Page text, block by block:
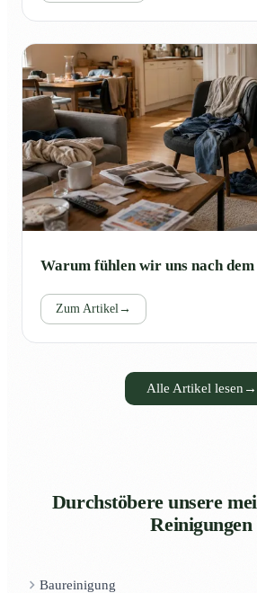
Warum fühlen wir uns nach dem
Zum Artikel →
Alle Artikel lesen →
Durchstöbere unsere
Reinigungen
Baureinigung